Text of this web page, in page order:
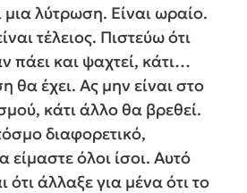
λύτρωση. Είναι ωραίο.
τέλειος. Πιστεύω ότι
πάει και ψαχτεί, κάτι…
θα έχει. Ας μην είναι στο
κάτι άλλο θα βρεθεί.
διαφορετικό,
όλοι ίσοι. Αυτό
ότι άλλαξε για μένα ότι το